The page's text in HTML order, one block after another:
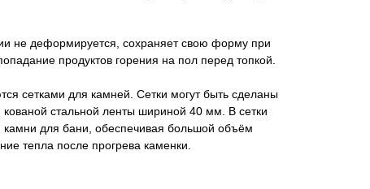
не деформируется, сохраняет свою форму при
продуктов горения на пол перед топкой.
сетками для камней. Сетки могут быть сделаны
кованой стальной ленты шириной 40 мм. В сетки
камни для бани, обеспечивая большой объём
тепла после прогрева каменки.